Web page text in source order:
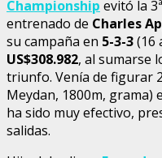
Championship evitó la
entrenado de Charles
su campaña en 5-3-3(16
US$308.982, al sumarse
triunfo. Venía de figurar
Meydan, 1800m, grama)
ha sido muy efectivo,
salidas.